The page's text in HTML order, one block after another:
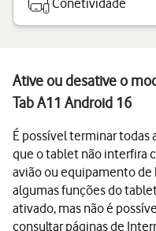
Conetividade
Ative ou desative o
Tab A11 Android 16
É possível terminar todas
que o tablet não interfira
avião ou equipamento
algumas funções do
ativado, mas não é
consultar páginas de